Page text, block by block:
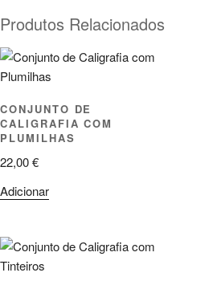
Produtos Relacionados
CONJUNTO DE
CALIGRAFIA COM
PLUMILHAS
22,00€
Adicionar